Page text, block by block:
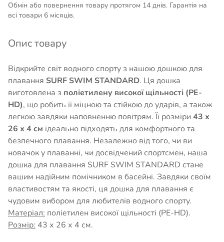
Обмін або повернення товару протягом 14 днів. Гарантія на
всі товари 6 місяців.
Опис товару
Відкрийте світ водного спорту з нашою дошкою для
плавання SURF SWIM STANDARD. Ця дошка
виготовлена з поліетилену високої щільності (PE-
HD), що робить її міцною та стійкою до ударів, а також
легкою завдяки наповненню повітрям. Її розміри 43 х
26 х 4 см ідеально підходять для комфортного та
безпечного плавання. Незалежно від того, чи ви
новачок у плаванні, чи досвідчений спортсмен, наша
дошка для плавання SURF SWIM STANDARD стане
вашим надійним помічником в басейні. Завдяки своїм
властивостям та якості, ця дошка для плавання є
чудовим вибором для любителів водного спорту.
Матеріал: поліетилен високої щільності (PE-HD).
Розмір: 43 х 26 х 4 см.